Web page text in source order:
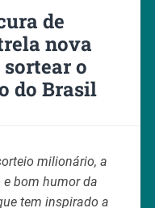
de
nova
o
do Brasil
milionário, a
bom humor da
tem inspirado a